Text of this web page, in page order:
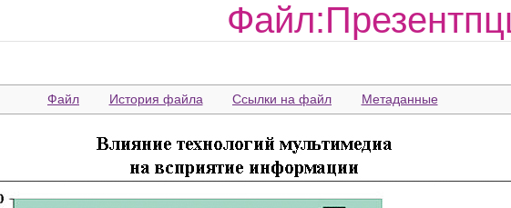
Файл История файла Ссылки на файл Метаданные